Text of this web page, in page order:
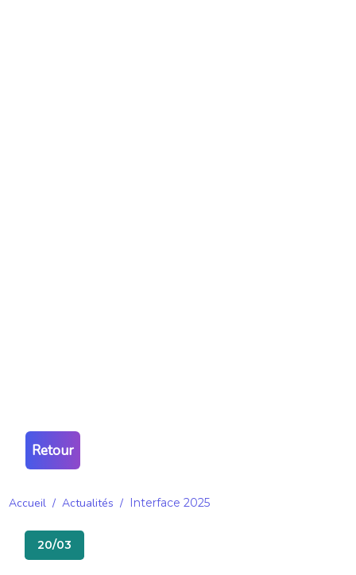
Retour
Accueil / Actualités / Interface 2025
20/03